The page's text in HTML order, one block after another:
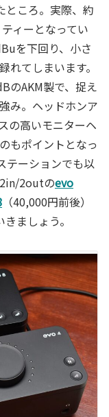
ころ。実際、約
ィーとなってい
を下回り、小さ
れてしまいます。
のAKM製で、捉え
み。ヘッドホンア
の高いモニターヘ
もポイントとなっ
テーションでも以
2outのevo
（40,000円前後）
ましょう。